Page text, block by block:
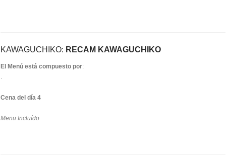
KAWAGUCHIKO: RECAM KAWAGUCHIKO
El Menú está compuesto por:
.
Cena del día 4
Menu Incluído